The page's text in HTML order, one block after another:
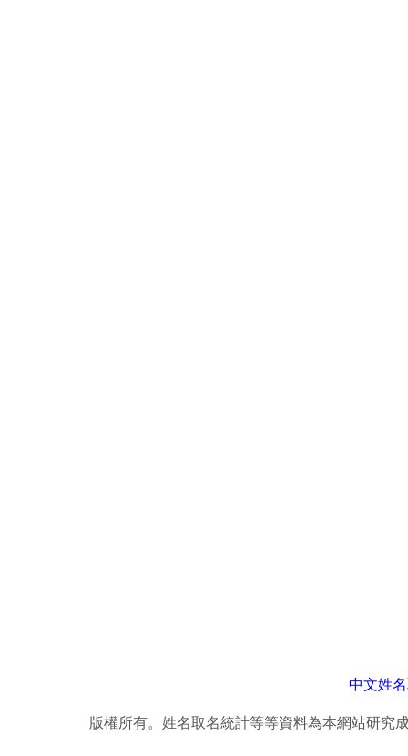
中文姓
版權所有。姓名取名統計等等資料為本網站研究